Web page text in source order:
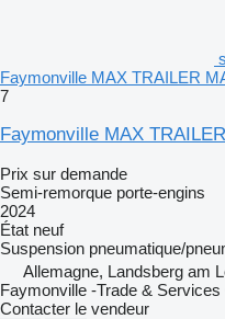
Faymonville MAX TRAILER
7
Faymonville MAX
Prix sur demande
Semi-remorque porte-engins
2024
État neuf
Suspension pneumatique/
Allemagne, Landsberg am
Faymonville -Trade & Services
Contacter le vendeur